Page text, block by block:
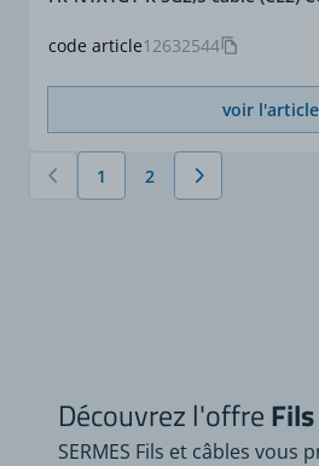
code article12632544
voir l'article
Vous lisez actuellement la
1 Page
2
Découvrez l'offre
SERMES Fils et câbles vous